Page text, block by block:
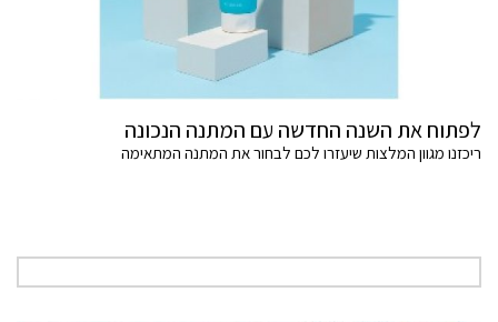
לפתוח את השנה החדשה עם המתנה הנכונה
ריכזנו מגוון המלצות שיעזרו לכם לבחור את המתנה המתאימה